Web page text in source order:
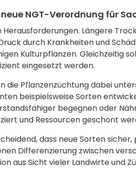
NGT-Verordnung für
Längere
durch Krankheiten und
Kulturpflanzen. Gleichzeitig
eingesetzt werden.
die Pflanzenzüchtung dabei
beispielsweise Sorten
begegnen oder
und Ressourcen geschont
dass neue Sorten
Differenzierung zwischen
aus Sicht vieler Landwirte und